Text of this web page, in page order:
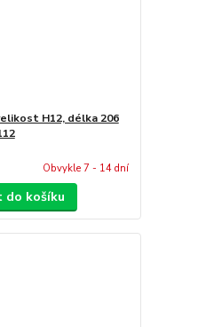
H12, délka 206
Obvykle 7 - 14 dní
do košíku